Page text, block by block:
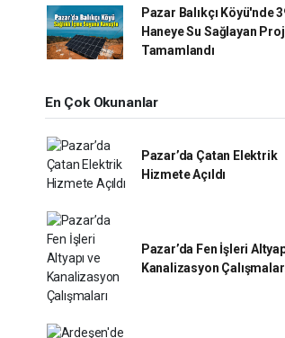
Pazar Balıkçı Köyü'nde
Haneye Su Sağlayan
Tamamlandı
En Çok Okunanlar
Pazar’da Çatan Elektrik
Hizmete Açıldı
Pazar’da Fen İşleri
Kanalizasyon